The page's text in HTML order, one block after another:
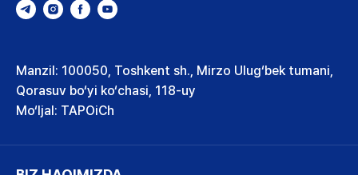
Manzil: 100050, Toshkent sh., Mirzo Ulug‘bek tumani,
Qorasuv bo‘yi ko‘chasi, 118-uy
Mo‘ljal: TAPOiCh